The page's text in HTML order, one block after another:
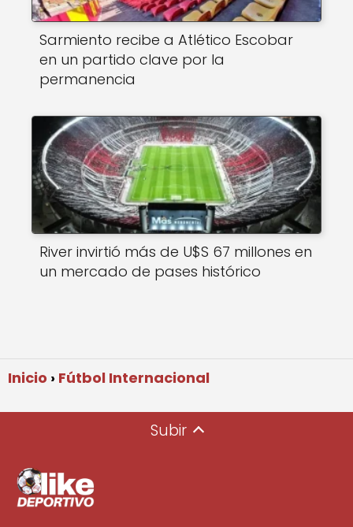
Sarmiento recibe a Atlético Escobar
en un partido clave por la
permanencia
River invirtió más de U$S 67 millones en
un mercado de pases histórico
Inicio Fútbol Internacional
Subir